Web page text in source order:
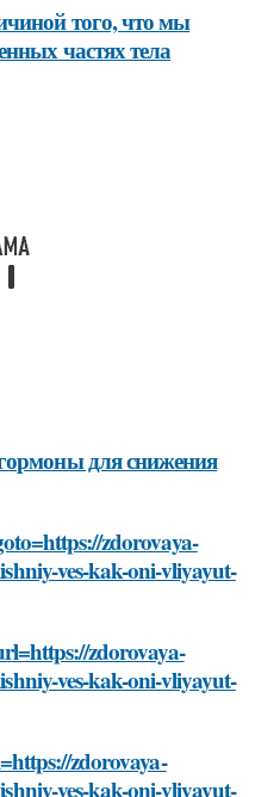
того, что мы
частях тела
для снижения
zdorovaya-
ves-kak-oni-vliyayut-
zdorovaya-
ves-kak-oni-vliyayut-
zdorovaya-
ves-kak-oni-vliyayut-